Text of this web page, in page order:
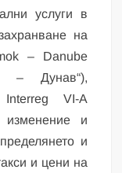
услуги в
на
– Danube
– Дунав“),
VI-A
и
и
и цени на